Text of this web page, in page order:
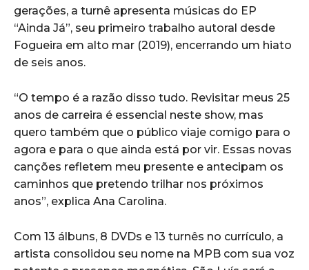
gerações, a turnê apresenta músicas do EP
“Ainda Já”, seu primeiro trabalho autoral desde
Fogueira em alto mar (2019), encerrando um hiato
de seis anos.
“O tempo é a razão disso tudo. Revisitar meus 25
anos de carreira é essencial neste show, mas
quero também que o público viaje comigo para o
agora e para o que ainda está por vir. Essas novas
canções refletem meu presente e antecipam os
caminhos que pretendo trilhar nos próximos
anos”, explica Ana Carolina.
Com 13 álbuns, 8 DVDs e 13 turnês no currículo, a
artista consolidou seu nome na MPB com sua voz